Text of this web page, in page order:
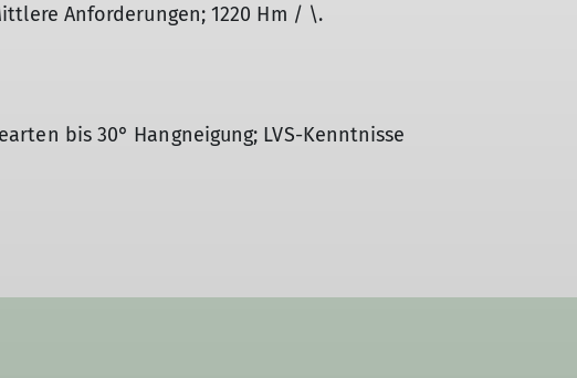
Anforderungen; 1220 Hm / \.
bis 30° Hangneigung; LVS-Kenntnisse